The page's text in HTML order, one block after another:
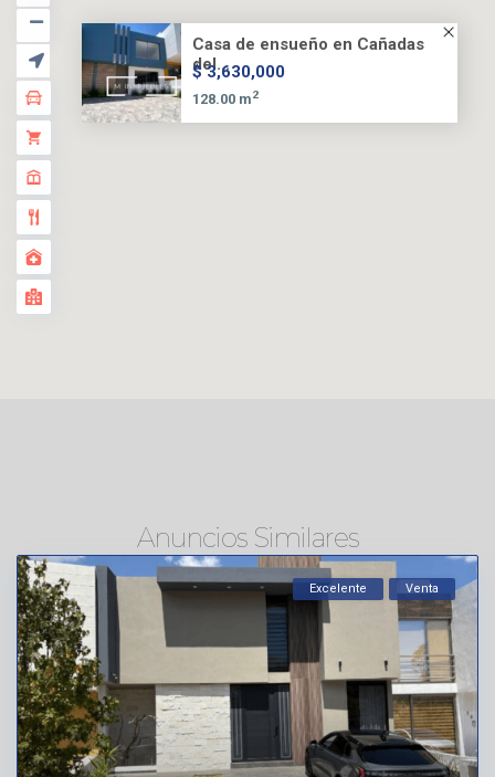
Casa de ensueño en Cañadas
del...
$ 3,630,000
128.00 m2
Anuncios Similares
Excelente Venta